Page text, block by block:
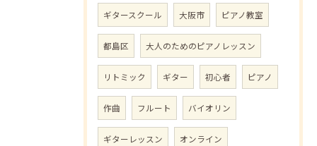
ギタースクール 大阪市 ピアノ教室
都島区 大人のためのピアノレッスン
リトミック ギター 初心者 ピアノ
作曲 フルート バイオリン
ギターレッスン オンライン